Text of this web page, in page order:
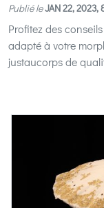
Publié leJAN 22, 2023,
Profitez des
adapté à votre
justaucorps de